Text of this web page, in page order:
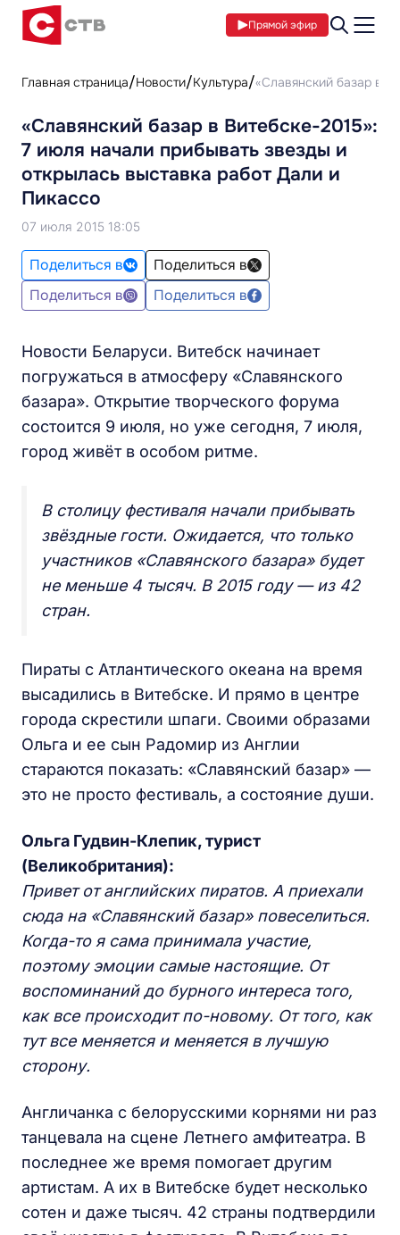
Прямой эфир
Главная страница Новости Культура «Славянский базар в
«Славянский базар в Витебске-2015»:
7 июля начали прибывать звезды и
открылась выставка работ Дали и
Пикассо
07 июля 2015 18:05
Поделиться в
Поделиться в
Поделиться в
Поделиться в
Новости Беларуси. Витебск начинает
погружаться в атмосферу «Славянского
базара». Открытие творческого форума
состоится 9 июля, но уже сегодня, 7 июля,
город живёт в особом ритме.
В столицу фестиваля начали прибывать
звёздные гости. Ожидается, что только
участников «Славянского базара» будет
не меньше 4 тысяч. В 2015 году — из 42
стран.
Пираты с Атлантического океана на время
высадились в Витебске. И прямо в центре
города скрестили шпаги. Своими образами
Ольга и ее сын Радомир из Англии
стараются показать: «Славянский базар» —
это не просто фестиваль, а состояние души.
Ольга Гудвин-Клепик, турист
(Великобритания):
Привет от английских пиратов. А приехали
сюда на «Славянский базар» повеселиться.
Когда-то я сама принимала участие,
поэтому эмоции самые настоящие. От
воспоминаний до бурного интереса того,
как все происходит по-новому. От того, как
тут все меняется и меняется в лучшую
сторону.
Англичанка с белорусскими корнями ни раз
танцевала на сцене Летнего амфитеатра. В
последнее же время помогает другим
артистам. А их в Витебске будет несколько
сотен и даже тысяч. 42 страны подтвердили